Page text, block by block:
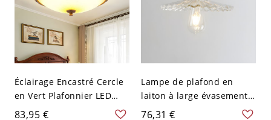
Éclairage Encastré Cercle
en Vert Plafonnier LED
Style Rustique avec Abat-
83,95 €
Lampe de plafond en
laiton à large évasement,
verre clair nervuré
76,31 €